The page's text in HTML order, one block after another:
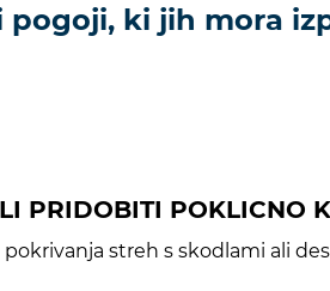
ki jih mora
PRIDOBITI POKLICNO
streh s skodlami ali